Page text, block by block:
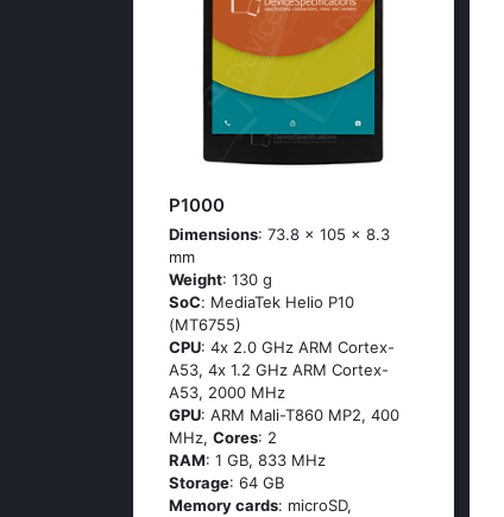
P1000
Dimensions: 73.8 x 105 x 8.3
mm
Weight: 130 g
SoC: МеdiаТеk Неliо Р10
(МТ6755)
CPU: 4х 2.0 GНz АRМ Соrtех-
А53, 4х 1.2 GНz АRМ Соrtех-
А53, 2000 MHz
GPU: ARM Mali-T860 MP2, 400
MHz, Cores: 2
RAM: 1 GB, 833 MHz
Storage: 64 GB
Memory cards: microSD,